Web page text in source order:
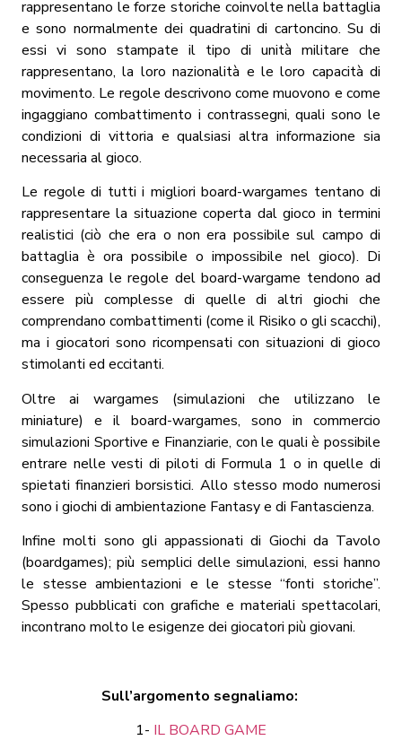
rappresentano le forze storiche coinvolte nella battaglia
e sono normalmente dei quadratini di cartoncino. Su di
essi vi sono stampate il tipo di unità militare che
rappresentano, la loro nazionalità e le loro capacità di
movimento. Le regole descrivono come muovono e come
ingaggiano combattimento i contrassegni, quali sono le
condizioni di vittoria e qualsiasi altra informazione sia
necessaria al gioco.
Le regole di tutti i migliori board-wargames tentano di
rappresentare la situazione coperta dal gioco in termini
realistici (ciò che era o non era possibile sul campo di
battaglia è ora possibile o impossibile nel gioco). Di
conseguenza le regole del board-wargame tendono ad
essere più complesse di quelle di altri giochi che
comprendano combattimenti (come il Risiko o gli scacchi),
ma i giocatori sono ricompensati con situazioni di gioco
stimolanti ed eccitanti.
Oltre ai wargames (simulazioni che utilizzano le
miniature) e il board-wargames, sono in commercio
simulazioni Sportive e Finanziarie, con le quali è possibile
entrare nelle vesti di piloti di Formula 1 o in quelle di
spietati finanzieri borsistici. Allo stesso modo numerosi
sono i giochi di ambientazione Fantasy e di Fantascienza.
Infine molti sono gli appassionati di Giochi da Tavolo
(boardgames); più semplici delle simulazioni, essi hanno
le stesse ambientazioni e le stesse “fonti storiche”.
Spesso pubblicati con grafiche e materiali spettacolari,
incontrano molto le esigenze dei giocatori più giovani.
Sull’argomento segnaliamo:
1- IL BOARD GAME